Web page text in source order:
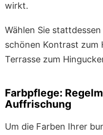
wirkt.
Wählen Sie
schönen Kontrast zum
Terrasse zum
Farbpflege:
Auffrischung
Um die Farben Ihrer